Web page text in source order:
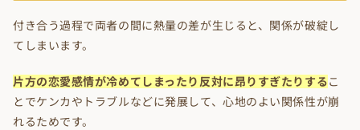
付き合う過程で両者の間に熱量の差が生じると、関係が破綻し
てしまいます。
片方の恋愛感情が冷めてしまったり反対に昂りすぎたりするこ
とでケンカやトラブルなどに発展して、心地のよい関係性が崩
れるためです。